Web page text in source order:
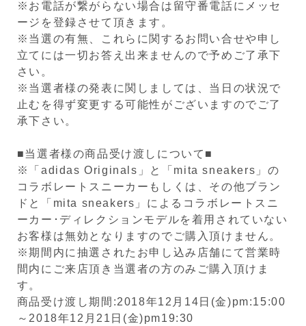
※お電話が繋がらない場合は留守番電話にメッセ
ージを登録させて頂きます。
※当選の有無、これらに関するお問い合せや申し
立てには一切お答え出来ませんので予めご了承下
さい。
※当選者様の発表に関しましては、当日の状況で
止むを得ず変更する可能性がございますのでご了
承下さい。
■当選者様の商品受け渡しについて■
※「adidas Originals」と「mita sneakers」の
コラボレートスニーカーもしくは、その他ブラン
ドと「mita sneakers」によるコラボレートスニ
ーカー･ディレクションモデルを着用されていない
お客様は無効となりますのでご購入頂けません。
※期間内に抽選されたお申し込み店舗にて営業時
間内にご来店頂き当選者の方のみご購入頂けま
す。
商品受け渡し期間:2018年12月14日(金)pm:15:00
～2018年12月21日(金)pm19:30